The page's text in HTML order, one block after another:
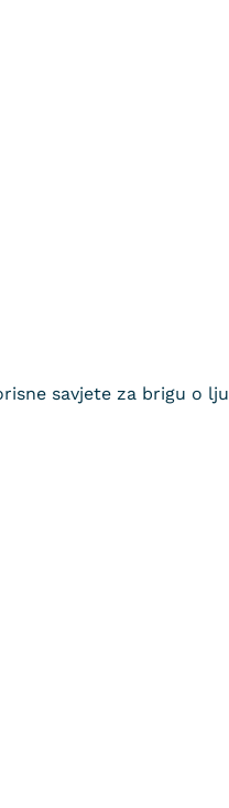
savjete za brigu o